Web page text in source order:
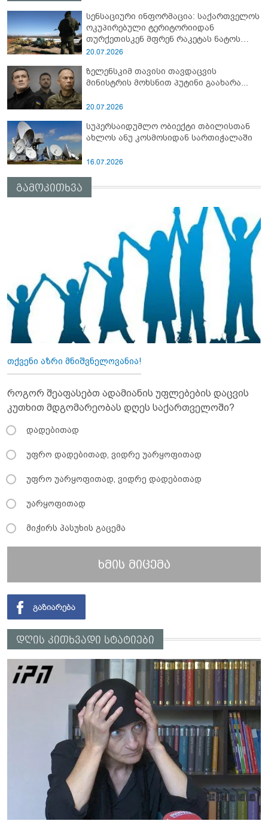
სენსაციური ინფორმაცია: საქართველოს
ოკუპირებული ტერიტორიიდან
თურქეთისკენ მფრენ რაკეტას ნატოს
სამიტი კინაღამ ჩაუშლია
20.07.2026
ზელენსკიმ თავისი თავდაცვის
მინისტრის მოხსნით პუტინი გაახარა...
20.07.2026
სუპერსაიდუმლო ობიექტი თბილისთან
ახლოს ანუ კოსმოსიდან სართიჭალაში
16.07.2026
გამოკითხვა
თქვენი აზრი მნიშვნელოვანია!
როგორ შეაფასებთ ადამიანის უფლებების დაცვის
კუთხით მდგომარეობას დღეს საქართველოში?
დადებითად
უფრო დადებითად, ვიდრე უარყოფითად
უფრო უარყოფითად, ვიდრე დადებითად
უარყოფითად
მიჭირს პასუხის გაცემა
ხმის მიცემა
დღის კითხვადი სტატიები